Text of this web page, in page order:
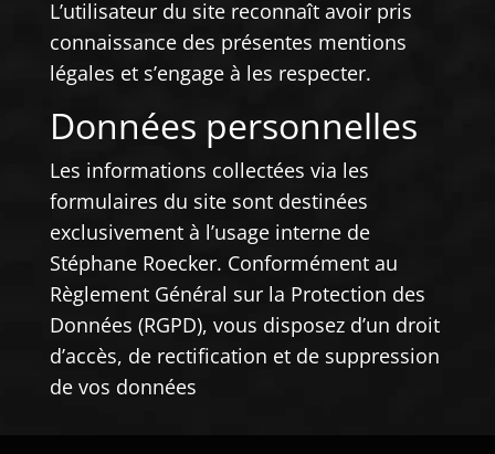
L’utilisateur du site reconnaît avoir pris
connaissance des présentes mentions
légales et s’engage à les respecter.
Données personnelles
Les informations collectées via les
formulaires du site sont destinées
exclusivement à l’usage interne de
Stéphane Roecker. Conformément au
Règlement Général sur la Protection des
Données (RGPD), vous disposez d’un droit
d’accès, de rectification et de suppression
de vos données